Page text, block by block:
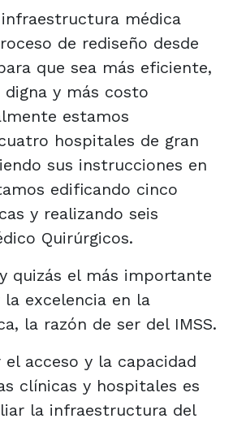
médica
de rediseño desde
que sea más eficiente,
y más costo
estamos
hospitales de gran
sus instrucciones en
edificando cinco
y realizando seis
Quirúrgicos.
quizás el más importante
excelencia en la
la razón de ser del IMSS.
el acceso y la capacidad
clínicas y hospitales es
la infraestructura del